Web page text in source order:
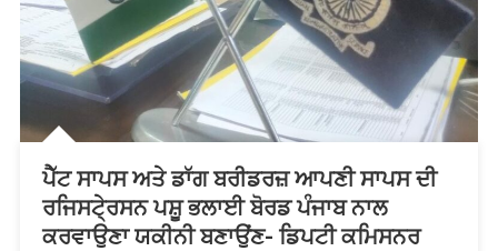
ਪੈੱਟ ਸਾਪਸ ਅਤੇ ਡਾੱਗ ਬਰੀਡਰਜ਼ ਆਪਣੀ ਸਾਪਸ ਦੀ
ਰਜਿਸਟੇ੍ਰਸਨ ਪਸ਼ੂ ਭਲਾਈ ਬੋਰਡ ਪੰਜਾਬ ਨਾਲ
ਕਰਵਾਉਣਾ ਯਕੀਨੀ ਬਣਾਉਂਣ- ਡਿਪਟੀ ਕਮਿਸਨਰ